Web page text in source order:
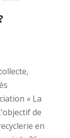
« La
de
en